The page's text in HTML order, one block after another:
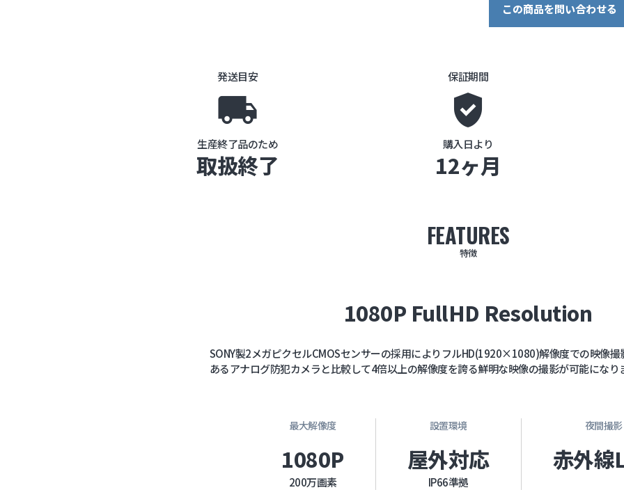
この商品を問い合わせる
発送目安
local_shipping
生産終了品のため
取扱終了
保証期間
gpp_good
購入日より
12ヶ月
FEATURES
特徴
1080P FullHD Resolution
SONY製2メガピクセルCMOSセンサーの採用によりフルHD(1920×1080)解像度での映像
あるアナログ防犯カメラと比較して4倍以上の解像度を誇る鮮明な映像の撮影が可能になり
最大解像度
1080P
200万画素
設置環境
屋外対応
IP66準拠
夜間撮影
赤外線